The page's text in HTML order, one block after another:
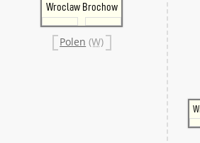
Wroclaw Brochow
Polen (W)